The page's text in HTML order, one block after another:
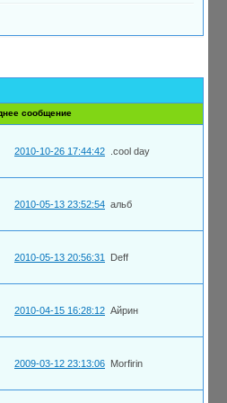
сообщение
2010-10-26 17:44:42 .cool day
2010-05-13 23:52:54 альб
2010-05-13 20:56:31 Deff
2010-04-15 16:28:12 Айрин
2009-03-12 23:13:06 Morfirin